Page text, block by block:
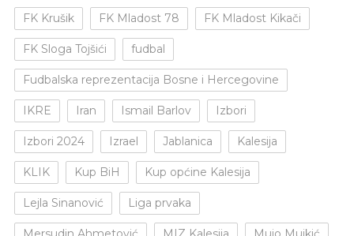
FK Krušik FK Mladost 78 FK Mladost Kikači
FK Sloga Tojšići fudbal
Fudbalska reprezentacija Bosne i Hercegovine
IKRE Iran Ismail Barlov Izbori
Izbori 2024 Izrael Jablanica Kalesija
KLIK Kup BiH Kup općine Kalesija
Lejla Sinanović Liga prvaka